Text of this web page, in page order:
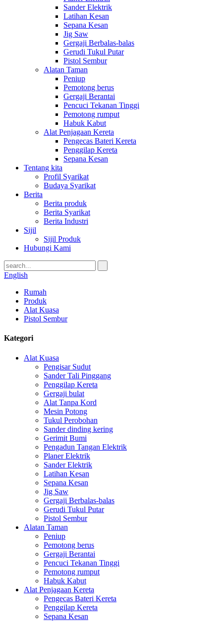
Sander Elektrik
Latihan Kesan
Sepana Kesan
Jig Saw
Gergaji Berbalas-balas
Gerudi Tukul Putar
Pistol Sembur
Alatan Taman
Peniup
Pemotong berus
Gergaji Berantai
Pencuci Tekanan Tinggi
Pemotong rumput
Habuk Kabut
Alat Penjagaan Kereta
Pengecas Bateri Kereta
Penggilap Kereta
Sepana Kesan
Tentang kita
Profil Syarikat
Budaya Syarikat
Berita
Berita produk
Berita Syarikat
Berita Industri
Sijil
Sijil Produk
Hubungi Kami
English
Rumah
Produk
Alat Kuasa
Pistol Sembur
Kategori
Alat Kuasa
Pengisar Sudut
Sander Tali Pinggang
Penggilap Kereta
Gergaji bulat
Alat Tanpa Kord
Mesin Potong
Tukul Perobohan
Sander dinding kering
Gerimit Bumi
Pengadun Tangan Elektrik
Planer Elektrik
Sander Elektrik
Latihan Kesan
Sepana Kesan
Jig Saw
Gergaji Berbalas-balas
Gerudi Tukul Putar
Pistol Sembur
Alatan Taman
Peniup
Pemotong berus
Gergaji Berantai
Pencuci Tekanan Tinggi
Pemotong rumput
Habuk Kabut
Alat Penjagaan Kereta
Pengecas Bateri Kereta
Penggilap Kereta
Sepana Kesan